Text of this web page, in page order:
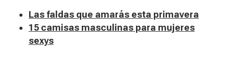
Las faldas que amarás esta primavera
15 camisas masculinas para mujeres
sexys